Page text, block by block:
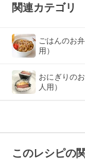
関連カテゴリ
ごはんのお
用）
おにぎりの
人用）
このレシピの